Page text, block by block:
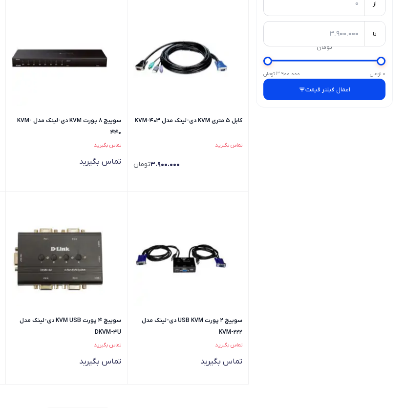
از
تا
تومان
0 تومان 3.900.000 تومان
اعمال فیلتر قیمت
کابل 5 متری KVM دی-لینک مدل KVM-403
تماس بگیرید
3.900.000تومان
سوییچ 8 پورت KVM دی-لینک مدل KVM-
440
تماس بگیرید
تماس بگیرید
سوییچ 2 پورت USB KVM دی-لینک مدل
KVM-222
تماس بگیرید
تماس بگیرید
سوییچ 4 پورت KVM USB دی-لینک مدل
DKVM‎-4U
تماس بگیرید
تماس بگیرید